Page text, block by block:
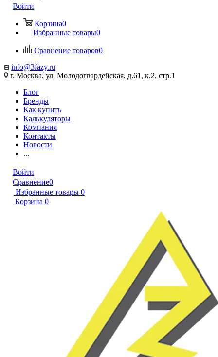
Войти
Корзина0
Избранные товары0
Сравнение товаров0
info@3fazy.ru
г. Москва, ул. Молодогвардейская, д.61, к.2, стр.1
Блог
Бренды
Как купить
Калькуляторы
Компания
Контакты
Новости
...
Войти
Сравнение0
Избранные товары 0
Корзина 0